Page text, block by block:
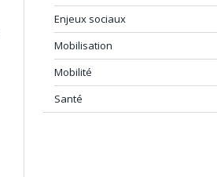
Enjeux sociaux
Mobilisation
Mobilité
Santé